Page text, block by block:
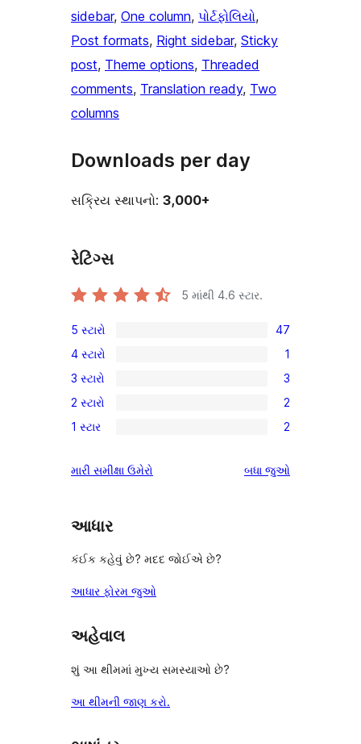
sidebar, One column, પોર્ટફોલિયો
Post formats, Right sidebar, Sticky
post, Theme options, Threaded
comments, Translation ready, Two
columns
Downloads per day
સક્રિય સ્થાપનો: 3,000+
રેટિંગ્સ
5 માંથી 4.6 સ્ટાર.
47
5-
સ્ટાર
સમીક્ષાઓ
5 સ્ટારો 47
1
4-
સ્ટાર
સમીક્ષા
4 સ્ટારો 1
3
3-
સ્ટાર
3 સ્ટારો 3
2
2-
સમીક્ષાઓ
2 સ્ટારો 2
2
સ્ટાર
1 સ્ટાર 2
મારી સમીક્ષા ઉમેરો બધા સમીક્ષાઓ
જુઓ
આધાર
કંઈક કહેવું છે? મદદ જોઈએ છે?
આધાર ફોરમ જુઓ
અહેવાલ
શું આ થીમમાં મુખ્ય સમસ્યાઓ છે?
આ થીમની જાણ કરો.